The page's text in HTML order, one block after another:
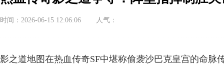
时间：2026-06-15 12:06:06 人气：
影之道地图在热血传奇SF中堪称偷袭沙巴克皇宫的命